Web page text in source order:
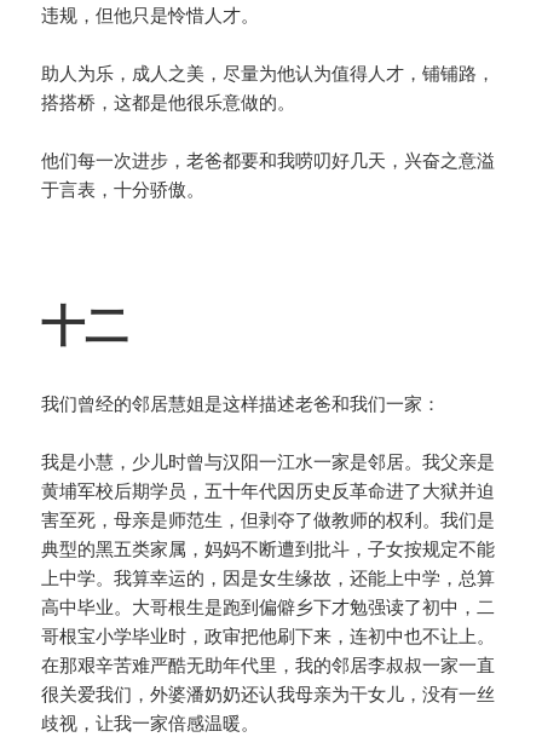
违规，但他只是怜惜人才。
助人为乐，成人之美，尽量为他认为值得人才，铺铺路，
搭搭桥，这都是他很乐意做的。
他们每一次进步，老爸都要和我唠叨好几天，兴奋之意溢
于言表，十分骄傲。
十二
我们曾经的邻居慧姐是这样描述老爸和我们一家：
我是小慧，少儿时曾与汉阳一江水一家是邻居。我父亲是
黄埔军校后期学员，五十年代因历史反革命进了大狱并迫
害至死，母亲是师范生，但剥夺了做教师的权利。我们是
典型的黑五类家属，妈妈不断遭到批斗，子女按规定不能
上中学。我算幸运的，因是女生缘故，还能上中学，总算
高中毕业。大哥根生是跑到偏僻乡下才勉强读了初中，二
哥根宝小学毕业时，政审把他刷下来，连初中也不让上。
在那艰辛苦难严酷无助年代里，我的邻居李叔叔一家一直
很关爱我们，外婆潘奶奶还认我母亲为干女儿，没有一丝
歧视，让我一家倍感温暖。